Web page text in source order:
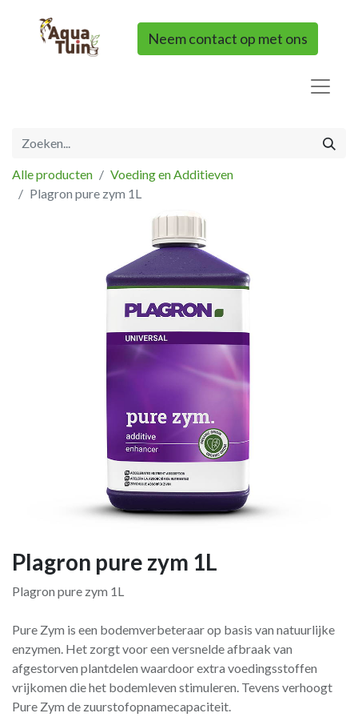
Neem contact op met ons
Alle producten
Voeding en Additieven
Plagron pure zym 1L
Plagron pure zym 1L
Plagron pure zym 1L
Pure Zym is een bodemverbeteraar op basis van natuurlijke
enzymen. Het zorgt voor een versnelde afbraak van
afgestorven plantdelen waardoor extra voedingsstoffen
vrijkomen die het bodemleven stimuleren. Tevens verhoogt
Pure Zym de zuurstofopnamecapaciteit.